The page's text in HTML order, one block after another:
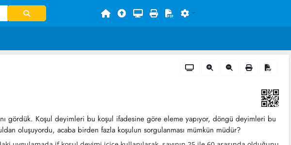
gördük. Koşul deyimleri bu koşul ifadesine göre eleme yapıyor, döngü deyimleri bu
oluşuyordu, acaba birden fazla koşulun sorgulanması mümkün müdür?